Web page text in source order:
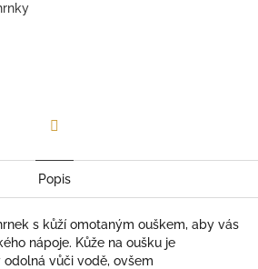
Popis
s kůží omotaným ouškem, aby vás
nápoje. Kůže na oušku je
vůči vodě, ovšem